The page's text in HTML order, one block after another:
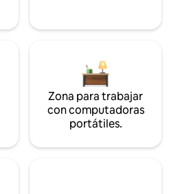
Zona para trabajar
con computadoras
portátiles.